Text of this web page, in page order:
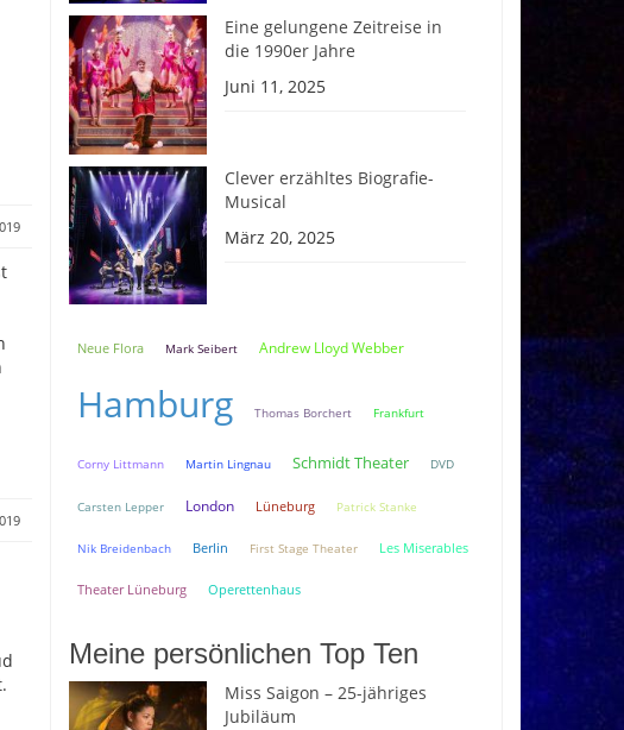
Eine gelungene Zeitreise in
die 1990er Jahre
Juni 11, 2025
Clever erzähltes Biografie-
Musical
März 20, 2025
Neue Flora Mark Seibert Andrew Lloyd Webber
Hamburg Thomas Borchert Frankfurt
Corny Littmann Martin Lingnau Schmidt Theater DVD
Carsten Lepper London Lüneburg Patrick Stanke
Nik Breidenbach Berlin First Stage Theater Les Miserables
Theater Lüneburg Operettenhaus
Meine persönlichen Top Ten
Miss Saigon – 25-jähriges
Jubiläum